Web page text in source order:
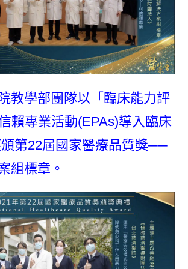
教學部團隊以「臨床能力評
賴專業活動(EPAs)導入臨床
第22屆國家醫療品質獎──
組標章。